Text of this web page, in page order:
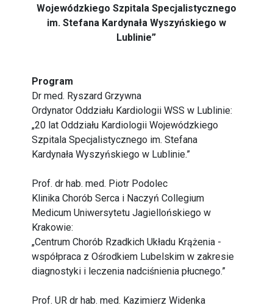
Wojewódzkiego Szpitala Specjalistycznego
im. Stefana Kardynała Wyszyńskiego w
Lublinie”
Program
Dr med. Ryszard Grzywna
Ordynator Oddziału Kardiologii WSS w Lublinie:
„20 lat Oddziału Kardiologii Wojewódzkiego
Szpitala Specjalistycznego im. Stefana
Kardynała Wyszyńskiego w Lublinie.”
Prof. dr hab. med. Piotr Podolec
Klinika Chorób Serca i Naczyń Collegium
Medicum Uniwersytetu Jagiellońskiego w
Krakowie:
„Centrum Chorób Rzadkich Układu Krążenia -
współpraca z Ośrodkiem Lubelskim w zakresie
diagnostyki i leczenia nadciśnienia płucnego.”
Prof. UR dr hab. med. Kazimierz Widenka